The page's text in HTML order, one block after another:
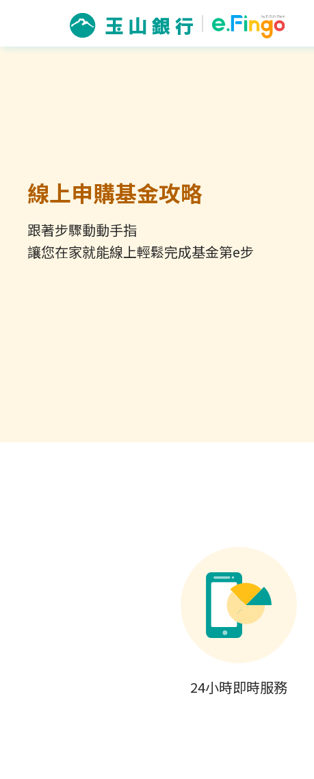
線上申購基金攻略
跟著步驟動動手指
讓您在家就能線上輕鬆完成基金第e步
24小時即時服務